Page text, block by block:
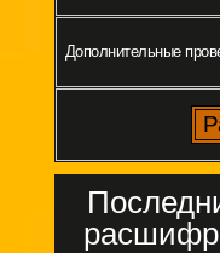
Дополнительные